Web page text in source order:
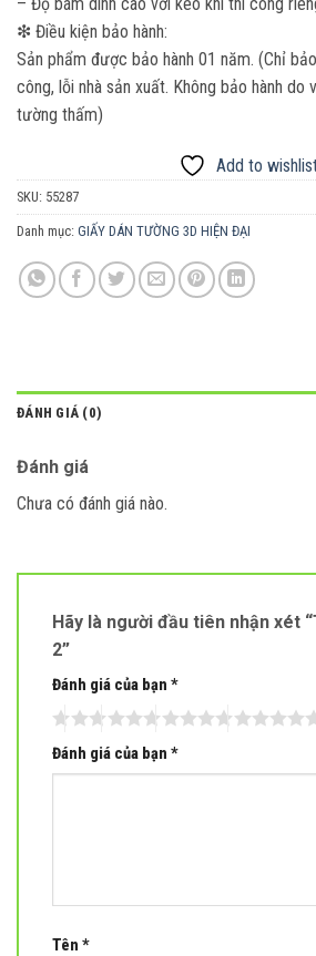
❇ Điều kiện bảo hành:
Sản phẩm được bảo hành 01 năm. (Chỉ
công, lỗi nhà sản xuất. Không bảo hành do
tường thấm)
Add to
SKU: 55287
Danh mục: GIẤY DÁN TƯỜNG 3D HIỆN ĐẠI
ĐÁNH GIÁ (0)
Đánh giá
Chưa có đánh giá nào.
Hãy là người đầu tiên nhận xét
2”
Đánh giá của bạn *
Đánh giá của bạn *
Tên *